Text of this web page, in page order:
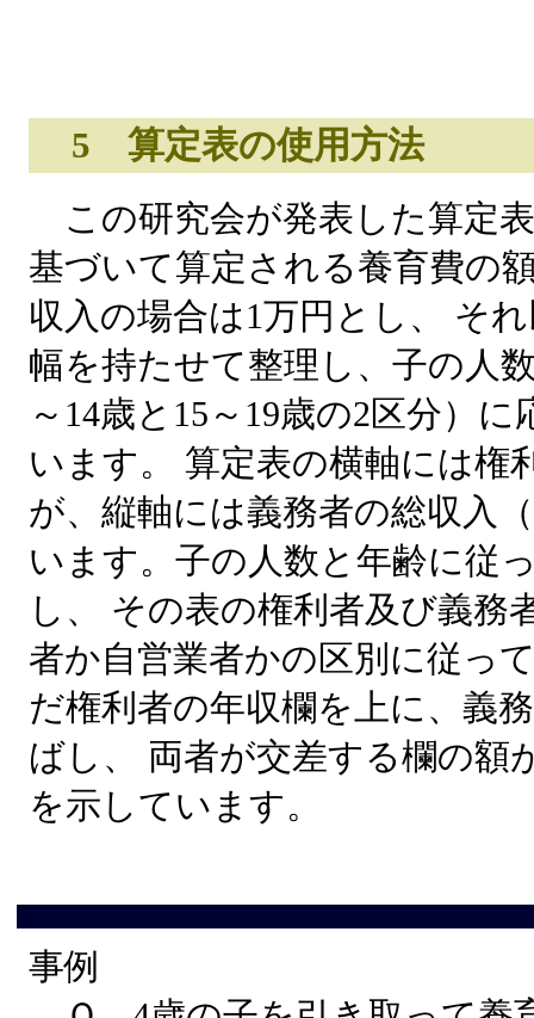
5 算定表の使用方法
この研究会が発表した算定
基づいて算定される養育費の
収入の場合は1万円とし、 そ
幅を持たせて整理し、子の人
～14歳と15～19歳の2区分）
います。 算定表の横軸には権
が、縦軸には義務者の総収入
います。子の人数と年齢に従
し、 その表の権利者及び義務
者か自営業者かの区別に従っ
だ権利者の年収欄を上に、義
ばし、 両者が交差する欄の額
を示しています。
事例